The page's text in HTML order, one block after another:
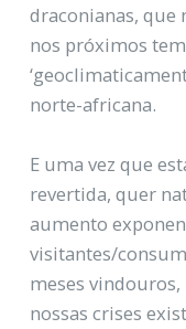
draconianas, que
nos próximos
norte-africana.
E uma vez que
revertida, quer
aumento
visitantes/
meses
nossas crises